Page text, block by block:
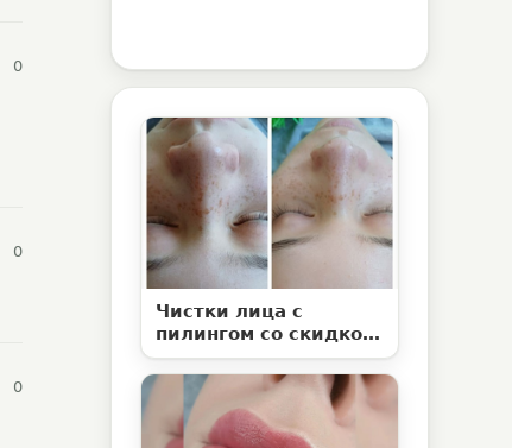
0
0
0
Чистки лица с
пилингом со скидкой
50% в студии
эстетической
косметологии
«Территория ВуМен»